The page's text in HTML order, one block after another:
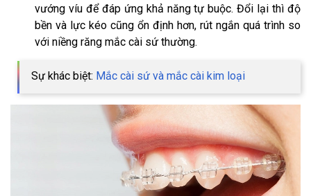
vướng víu để đáp ứng khả năng tự buộc. Đổi lại thì độ
bền và lực kéo cũng ổn định hơn, rút ngắn quá trình so
với niềng răng mắc cài sứ thường.
Sự khác biệt: Mắc cài sứ và mắc cài kim loại